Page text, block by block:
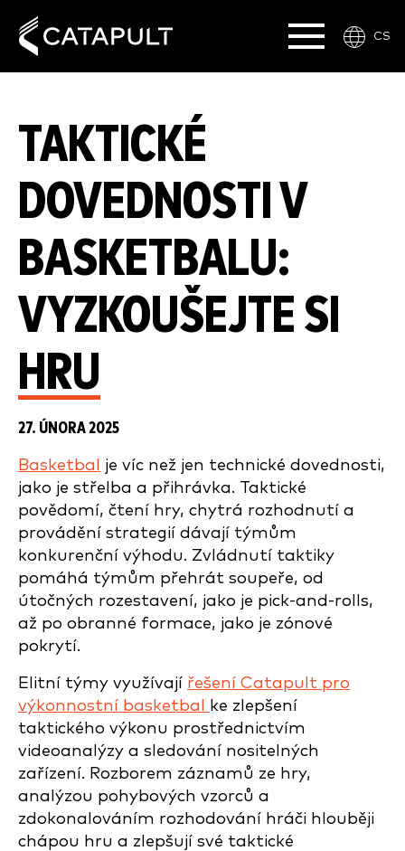
CS
TAKTICKÉ
DOVEDNOSTI V
BASKETBALU:
VYZKOUŠEJTE SI
HRU
27. ÚNORA 2025
Basketbal
je víc než jen technické dovednosti,
jako je střelba a přihrávka. Taktické
povědomí, čtení hry, chytrá rozhodnutí a
provádění strategií dávají týmům
konkurenční výhodu. Zvládnutí taktiky
pomáhá týmům přehrát soupeře, od
útočných rozestavení, jako je pick-and-rolls,
až po obranné formace, jako je zónové
pokrytí.
Elitní týmy využívají řešení Catapult pro
výkonnostní basketbal
ke zlepšení
taktického výkonu prostřednictvím
videoanalýzy a sledování nositelných
zařízení. Rozborem záznamů ze hry,
analýzou pohybových vzorců a
zdokonalováním rozhodování hráči hlouběji
chápou hru a zlepšují své taktické